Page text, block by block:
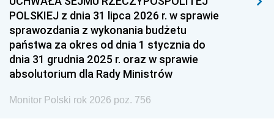
1939 1938 1937
1936 1930
POLSKIEJ z dnia 31 lipca 2026 r. w sprawie
sprawozdania z wykonania budżetu
państwa za okres od dnia 1 stycznia do
dnia 31 grudnia 2025 r. oraz w sprawie
absolutorium dla Rady Ministrów
Monitor Polski rok 2026 poz. 756